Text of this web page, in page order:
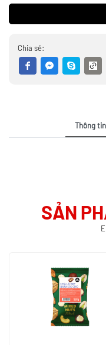
Chia sẻ:
Thông
SẢN